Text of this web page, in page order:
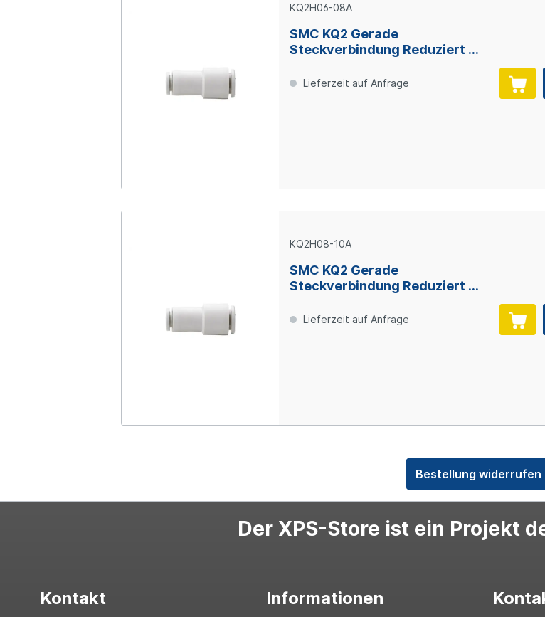
KQ2H06-08A
SMC KQ2 Gerade
Steckverbindung Reduziert 6
Lieferzeit auf Anfrage
KQ2H08-10A
SMC KQ2 Gerade
Steckverbindung Reduziert 8
Lieferzeit auf Anfrage
Bestellung widerrufen
Der XPS-Store ist ein Projekt
Kontakt Informationen